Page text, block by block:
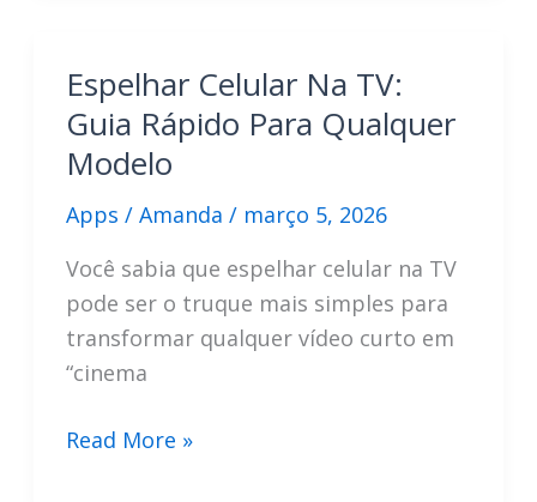
Para
Acertar
Espelhar Celular Na TV:
Guia Rápido Para Qualquer
Modelo
Apps / Amanda / março 5, 2026
Você sabia que espelhar celular na TV
pode ser o truque mais simples para
transformar qualquer vídeo curto em
“cinema
Espelhar
Read More »